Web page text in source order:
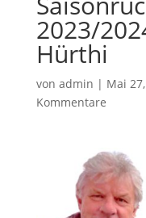
2023/
Hürthi
von admin | Mai
Kommentare